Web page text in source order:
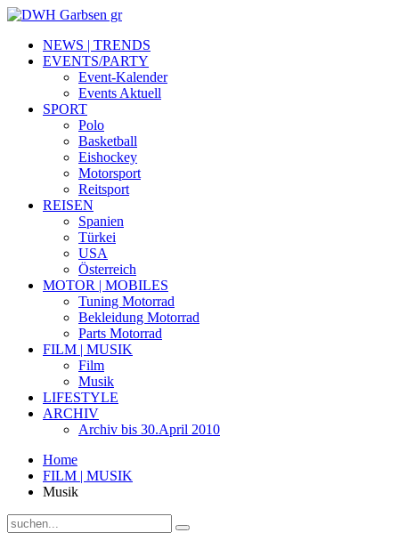
NEWS | TRENDS
EVENTS/PARTY
Event-Kalender
Events Aktuell
SPORT
Polo
Basketball
Eishockey
Motorsport
Reitsport
REISEN
Spanien
Türkei
USA
Österreich
MOTOR | MOBILES
Tuning Motorrad
Bekleidung Motorrad
Parts Motorrad
FILM | MUSIK
Film
Musik
LIFESTYLE
ARCHIV
Archiv bis 30.April 2010
Home
FILM | MUSIK
Musik